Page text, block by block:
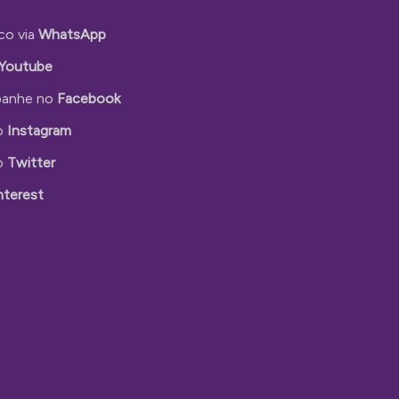
via WhatsApp
no Facebook
Instagram
Twitter